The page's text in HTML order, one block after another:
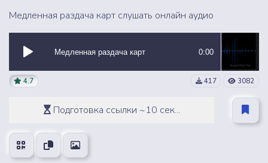
Медленная раздача карт слушать онлайн аудио
Медленная раздача карт 0:00
4.7 417 3082
Подготовка ссылки ~10 сек...